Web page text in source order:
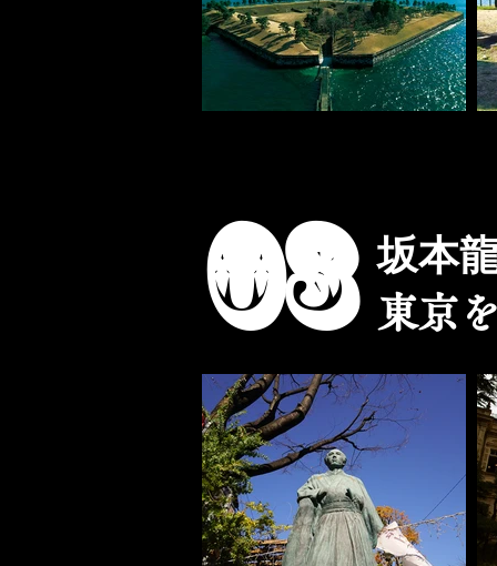
0​3 坂本
東京